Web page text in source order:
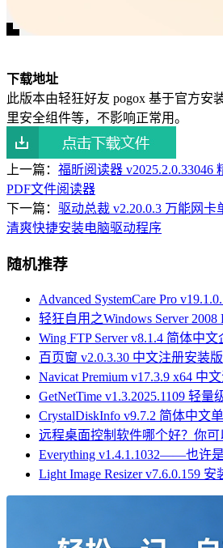
下载地址
此版本由轻狂好友 pogox 基于官方安
里安全组件等，不影响正常用。
上一篇： 福昕阅读器 v2025.2.0.33046
PDF文件阅读器
下一篇： 驱动总裁 v2.20.0.3 万能网卡
清爽快捷安装电脑驱动程序
随机推荐
Advanced SystemCare Pro
轻狂自用之Windows Server
Wing FTP Server v8.1.4 简体中
百页窗 v2.0.3.30 中文注册安装
Navicat Premium v17.3.9 x64 中
GetNetTime v1.3.2025.1109 轻
CrystalDiskInfo v9.7.2 简体中文
远程桌面控制软件哪个好？你可
Everything v1.4.1.1032——也许
Light Image Resizer v7.6.0.159